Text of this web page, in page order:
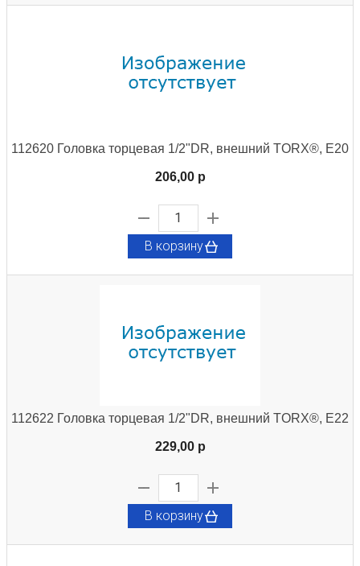
112620 Головка торцевая 1/2"DR, внешний TORX®, Е20
206,00 p
В корзину
112622 Головка торцевая 1/2"DR, внешний TORX®, Е22
229,00 p
В корзину